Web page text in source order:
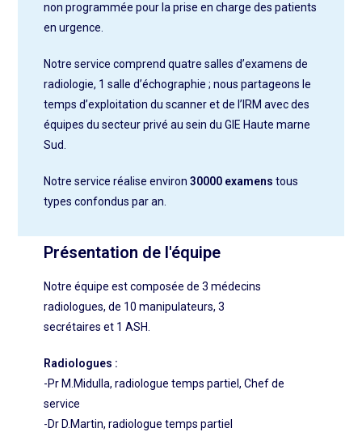
non programmée pour la prise en charge des patients
en urgence.
Notre service comprend quatre salles d’examens de
radiologie, 1 salle d’échographie ; nous partageons le
temps d’exploitation du scanner et de l’IRM avec des
équipes du secteur privé au sein du GIE Haute marne
Sud.
Notre service réalise environ 30000 examens tous
types confondus par an.
Présentation de l'équipe
Notre équipe est composée de 3 médecins
radiologues, de 10 manipulateurs, 3
secrétaires et 1 ASH.
Radiologues :
-Pr M.Midulla, radiologue temps partiel, Chef de
service
-Dr D.Martin, radiologue temps partiel